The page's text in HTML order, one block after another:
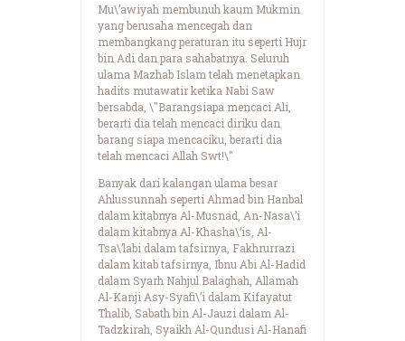
Mu\’awiyah membunuh kaum Mukmin
yang berusaha mencegah dan
membangkang peraturan itu seperti Hujr
bin Adi dan para sahabatnya. Seluruh
ulama Mazhab Islam telah menetapkan
hadits mutawatir ketika Nabi Saw
bersabda, \"Barangsiapa mencaci Ali,
berarti dia telah mencaci diriku dan
barang siapa mencaciku, berarti dia
telah mencaci Allah Swt!\"
Banyak dari kalangan ulama besar
Ahlussunnah seperti Ahmad bin Hanbal
dalam kitabnya Al-Musnad, An-Nasa\’i
dalam kitabnya Al-Khasha\’is, Al-
Tsa\’labi dalam tafsirnya, Fakhrurrazi
dalam kitab tafsirnya, Ibnu Abi Al-Hadid
dalam Syarh Nahjul Balaghah, Allamah
Al-Kanji Asy-Syafi\’i dalam Kifayatut
Thalib, Sabath bin Al-Jauzi dalam Al-
Tadzkirah, Syaikh Al-Qundusi Al-Hanafi